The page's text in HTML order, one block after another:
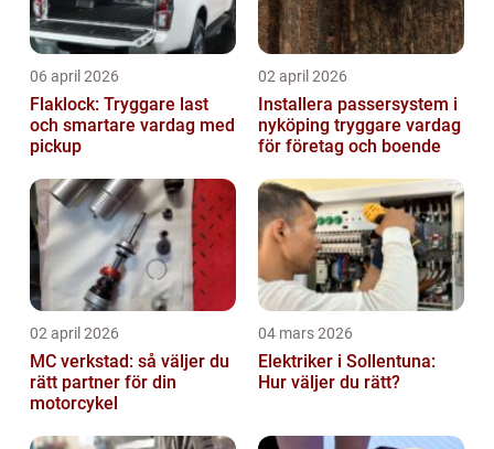
06 april 2026
Flaklock: Tryggare last
och smartare vardag med
pickup
02 april 2026
Installera passersystem i
nyköping tryggare vardag
för företag och boende
02 april 2026
MC verkstad: så väljer du
rätt partner för din
motorcykel
04 mars 2026
Elektriker i Sollentuna:
Hur väljer du rätt?